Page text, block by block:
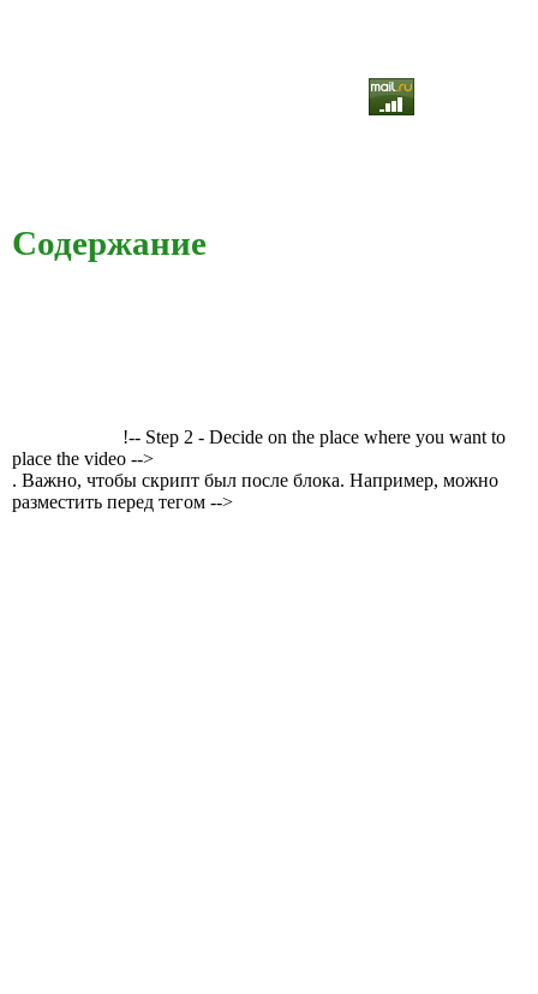
Содержание
!-- Step 2 - Decide on the place where you want to
place the video -->
. Важно, чтобы скрипт был после блока. Например, можно
разместить перед тегом -->